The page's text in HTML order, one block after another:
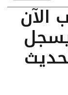
الآن
عيار 24 يسجل